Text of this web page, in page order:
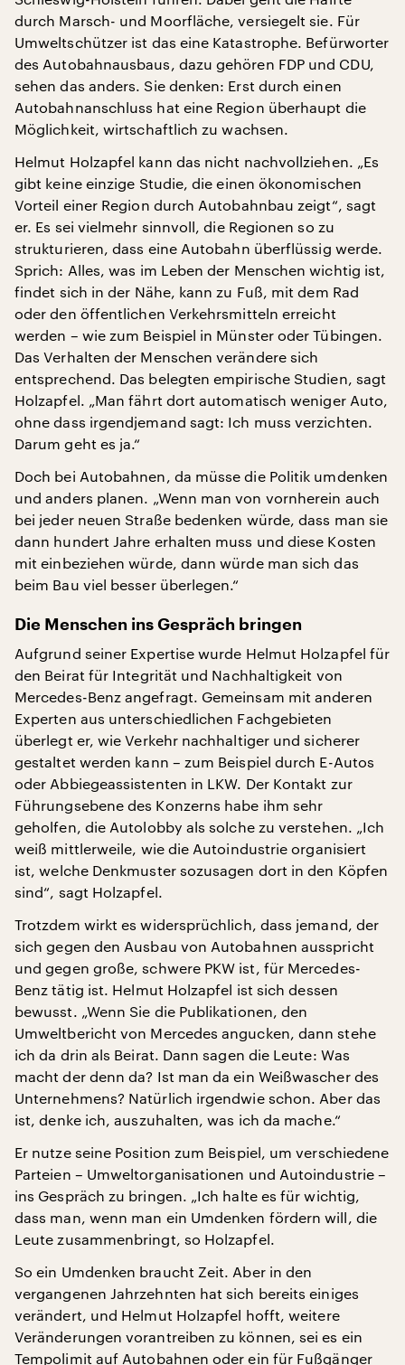
durch Marsch- und Moorfläche, versiegelt sie. Für
Umweltschützer ist das eine Katastrophe. Befürworter
des Autobahnausbaus, dazu gehören FDP und CDU,
sehen das anders. Sie denken: Erst durch einen
Autobahnanschluss hat eine Region überhaupt die
Möglichkeit, wirtschaftlich zu wachsen.
Helmut Holzapfel kann das nicht nachvollziehen. „Es
gibt keine einzige Studie, die einen ökonomischen
Vorteil einer Region durch Autobahnbau zeigt“, sagt
er. Es sei vielmehr sinnvoll, die Regionen so zu
strukturieren, dass eine Autobahn überflüssig werde.
Sprich: Alles, was im Leben der Menschen wichtig ist,
findet sich in der Nähe, kann zu Fuß, mit dem Rad
oder den öffentlichen Verkehrsmitteln erreicht
werden – wie zum Beispiel in Münster oder Tübingen.
Das Verhalten der Menschen verändere sich
entsprechend. Das belegten empirische Studien, sagt
Holzapfel. „Man fährt dort automatisch weniger Auto,
ohne dass irgendjemand sagt: Ich muss verzichten.
Darum geht es ja.“
Doch bei Autobahnen, da müsse die Politik umdenken
und anders planen. „Wenn man von vornherein auch
bei jeder neuen Straße bedenken würde, dass man sie
dann hundert Jahre erhalten muss und diese Kosten
mit einbeziehen würde, dann würde man sich das
beim Bau viel besser überlegen.“
Die Menschen ins Gespräch bringen
Aufgrund seiner Expertise wurde Helmut Holzapfel für
den Beirat für Integrität und Nachhaltigkeit von
Mercedes-Benz angefragt. Gemeinsam mit anderen
Experten aus unterschiedlichen Fachgebieten
überlegt er, wie Verkehr nachhaltiger und sicherer
gestaltet werden kann – zum Beispiel durch E-Autos
oder Abbiegeassistenten in LKW. Der Kontakt zur
Führungsebene des Konzerns habe ihm sehr
geholfen, die Autolobby als solche zu verstehen. „Ich
weiß mittlerweile, wie die Autoindustrie organisiert
ist, welche Denkmuster sozusagen dort in den Köpfen
sind“, sagt Holzapfel.
Trotzdem wirkt es widersprüchlich, dass jemand, der
sich gegen den Ausbau von Autobahnen ausspricht
und gegen große, schwere PKW ist, für Mercedes-
Benz tätig ist. Helmut Holzapfel ist sich dessen
bewusst. „Wenn Sie die Publikationen, den
Umweltbericht von Mercedes angucken, dann stehe
ich da drin als Beirat. Dann sagen die Leute: Was
macht der denn da? Ist man da ein Weißwascher des
Unternehmens? Natürlich irgendwie schon. Aber das
ist, denke ich, auszuhalten, was ich da mache.“
Er nutze seine Position zum Beispiel, um verschiedene
Parteien – Umweltorganisationen und Autoindustrie –
ins Gespräch zu bringen. „Ich halte es für wichtig,
dass man, wenn man ein Umdenken fördern will, die
Leute zusammenbringt, so Holzapfel.
So ein Umdenken braucht Zeit. Aber in den
vergangenen Jahrzehnten hat sich bereits einiges
verändert, und Helmut Holzapfel hofft, weitere
Veränderungen vorantreiben zu können, sei es ein
Tempolimit auf Autobahnen oder ein für Fußgänger